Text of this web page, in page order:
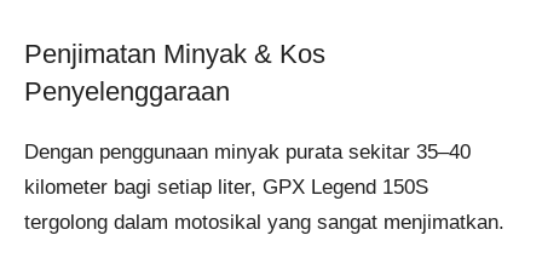
Penjimatan Minyak & Kos
Penyelenggaraan
Dengan penggunaan minyak purata sekitar 35–40
kilometer bagi setiap liter, GPX Legend 150S
tergolong dalam motosikal yang sangat menjimatkan.